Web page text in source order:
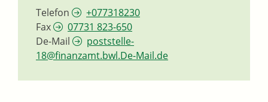
Telefon
+077318230
Fax
07731 823-650
De-Mail
poststelle-
18@finanzamt.bwl.De-Mail.de